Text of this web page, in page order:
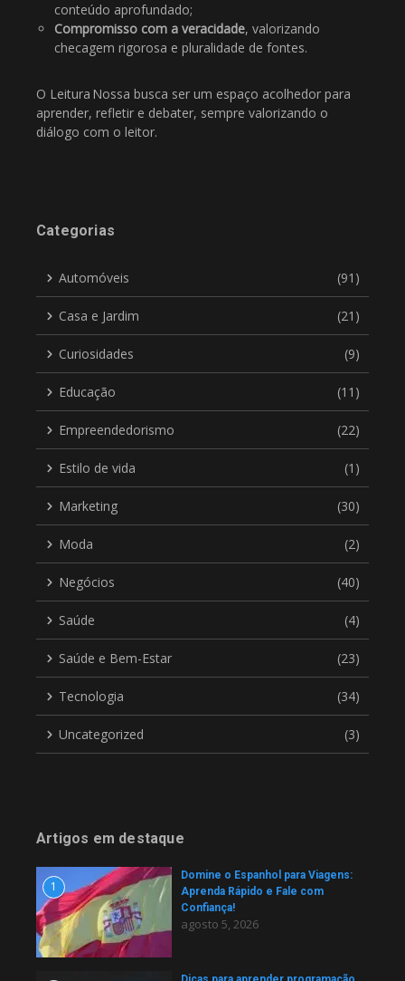
conteúdo aprofundado;
Compromisso com a veracidade, valorizando
checagem rigorosa e pluralidade de fontes.
O Leitura Nossa busca ser um espaço acolhedor para
aprender, refletir e debater, sempre valorizando o
diálogo com o leitor.
Categorias
Automóveis (91)
Casa e Jardim (21)
Curiosidades (9)
Educação (11)
Empreendedorismo (22)
Estilo de vida (1)
Marketing (30)
Moda (2)
Negócios (40)
Saúde (4)
Saúde e Bem-Estar (23)
Tecnologia (34)
Uncategorized (3)
Artigos em destaque
1
Domine o Espanhol para Viagens:
Aprenda Rápido e Fale com
Confiança!
agosto 5, 2026